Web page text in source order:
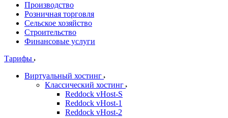
Производство
Розничная торговля
Сельское хозяйство
Строительство
Финансовые услуги
Тарифы
Виртуальный хостинг
Классический хостинг
Reddock vHost-S
Reddock vHost-1
Reddock vHost-2